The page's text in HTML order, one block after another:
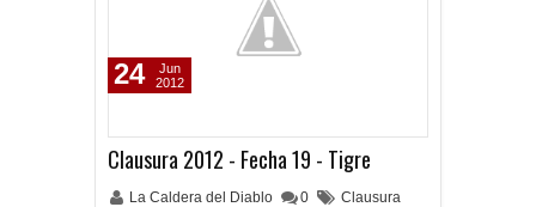
Clausura 2012 - Fecha 19 - Tigre
La Caldera del Diablo 0
Clausura
24
Jun
2012